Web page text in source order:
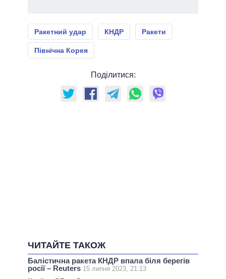
Ракетний удар КНДР Ракети
Північна Корея
Поділитися:
ЧИТАЙТЕ ТАКОЖ
Балістична ракета КНДР впала біля берегів
росії – Reuters 15 липня 2023, 21:13